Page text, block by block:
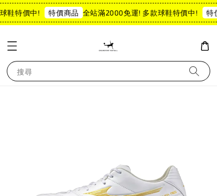
鞋特價中! 特價商品 全站滿2000免運! 多款球鞋特價中! 特
搜尋